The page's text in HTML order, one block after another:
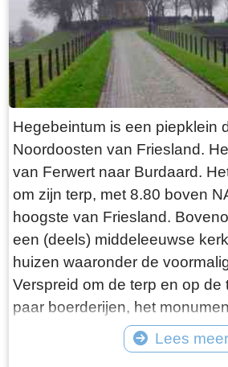
explosie heeft
waar. De laatste bewoner van
was Burgemeester van
burgemeester van de
Rauwerderhem. Het
staat een eindje verderop. Het
stellen maar toen hij verhuisde
met de grond gelijk laten
heeft hij tevergeefs een
de Leeuwarder Courant met
zijn ambtswoning zou willen
een schappelijk prijsje. Wellicht
belangstelling heeft
er korte metten mee gemaakt.
netjes moet hij hebben
deur voor de laatste keer
Hegebeintum is een piepklein
Noordoosten van Friesland.
van Ferwert naar Burdaard.
om zijn terp, met 8.80 boven
hoogste van Friesland.
een (deels) middeleeuwse
huizen waaronder de
Verspreid om de terp en op de
paar boerderijen, het
en een dozijn huizen. Gisteren
druilerige dag in december.
Lees meer